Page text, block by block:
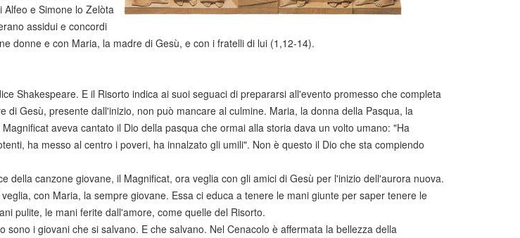
e Simone lo Zelòta
assidui e concordi
donne e con Maria, la madre di Gesù, e con i fratelli di lui (1,12-14).
Shakespeare. E il Risorto indica ai suoi seguaci di prepararsi all'evento promesso che completa
di Gesù, presente dall'inizio, non può mancare al culmine. Maria, la donna della Pasqua, la
aveva cantato il Dio della pasqua che ormai alla storia dava un volto umano: "Ha
ha messo al centro i poveri, ha innalzato gli umili". Non è questo il Dio che sta compiendo
della canzone giovane, il Magnificat, ora veglia con gli amici di Gesù per l'inizio dell'aurora nuova.
con Maria, la sempre giovane. Essa ci educa a tenere le mani giunte per saper tenere le
pulite, le mani ferite dall'amore, come quelle del Risorto.
sono i giovani che si salvano. E che salvano. Nel Cenacolo è affermata la bellezza della